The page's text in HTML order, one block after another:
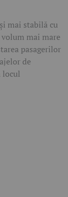
mai stabilă cu
mai mare
pasagerilor
de
locul